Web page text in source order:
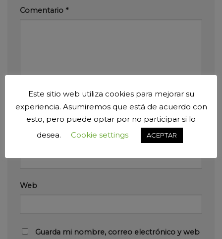
Comentario *
Nombre*
Correo electrónico*
Web
Guarda mi nombre, correo electrónico y web
Este sitio web utiliza cookies para mejorar su
experiencia. Asumiremos que está de acuerdo con
esto, pero puede optar por no participar si lo
desea.
Cookie settings ACEPTAR